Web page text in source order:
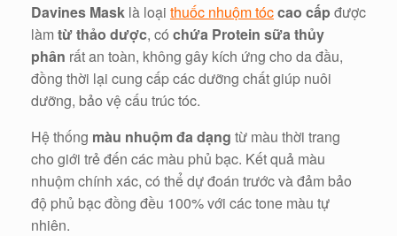
Davines Mask là loại thuốc nhuộm tóccao cấp được
làmtừ thảo dược, có chứa Protein sữa thủy
phân rất an toàn, không gây kích ứng cho da đầu,
đồng thời lại cung cấp các dưỡng chất giúp nuôi
dưỡng, bảo vệ cấu trúc tóc.
Hệ thống màu nhuộm đa dạng từ màu thời trang
cho giới trẻ đến các màu phủ bạc. Kết quả màu
nhuộm chính xác, có thể dự đoán trước và đảm bảo
độ phủ bạc đồng đều 100% với các tone màu tự
nhiên.